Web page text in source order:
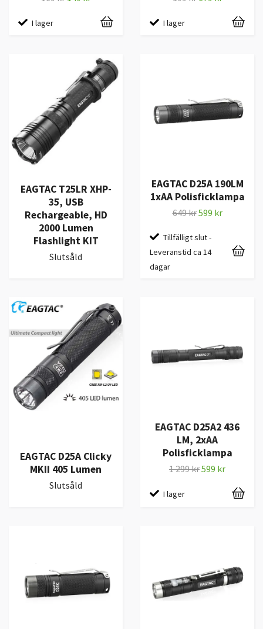
I lager I lager
EAGTAC T25LR XHP-
35, USB
Rechargeable, HD
2000 Lumen
Flashlight KIT
Slutsåld
EAGTAC D25A 190LM
1xAA Polisficklampa
649 kr599 kr
Tillfälligt slut -
Leveranstid ca 14
dagar
EAGTAC D25A Clicky
MKII 405 Lumen
Slutsåld
EAGTAC D25A2 436
LM, 2xAA
Polisficklampa
1 299 kr599 kr
I lager